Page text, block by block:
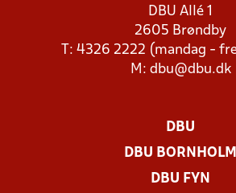
DBU Allé 1
2605 Brøndby
T: 4326 2222 (mandag -
M: dbu@dbu.dk
DBU
DBU BORNHOLM
DBU FYN